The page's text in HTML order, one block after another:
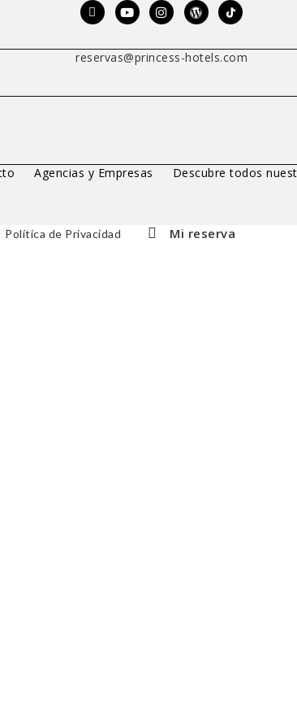
reservas@princess-hotels.com
Agencias y Empresas Descubre todos
Política de Privacidad Mi reserva